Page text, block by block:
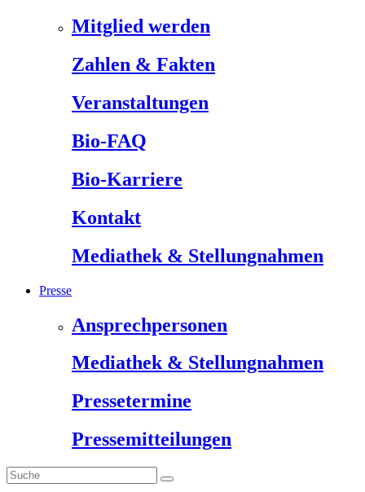
Mitglied werden
Zahlen & Fakten
Veranstaltungen
Bio-FAQ
Bio-Karriere
Kontakt
Mediathek & Stellungnahmen
Presse
Ansprechpersonen
Mediathek & Stellungnahmen
Pressetermine
Pressemitteilungen